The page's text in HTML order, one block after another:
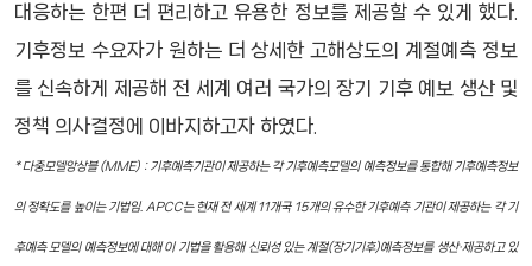
대응하는 한편 더 편리하고 유용한 정보를 제공할 수 있게 했다.
기후정보 수요자가 원하는 더 상세한 고해상도의 계절예측 정보
를 신속하게 제공해 전 세계 여러 국가의 장기 기후 예보 생산 및
정책 의사결정에 이바지하고자 하였다.
* 다중모델앙상블 (MME) : 기후예측기관이 제공하는 각 기후예측모델의 예측정보를 통합해 기후예측정보
의 정확도를 높이는 기법임. APCC는 현재 전 세계 11개국 15개의 유수한 기후예측 기관이 제공하는 각 기
후예측 모델의 예측정보에 대해 이 기법을 활용해 신뢰성 있는 계절(장기기후)예측정보를 생산·제공하고 있